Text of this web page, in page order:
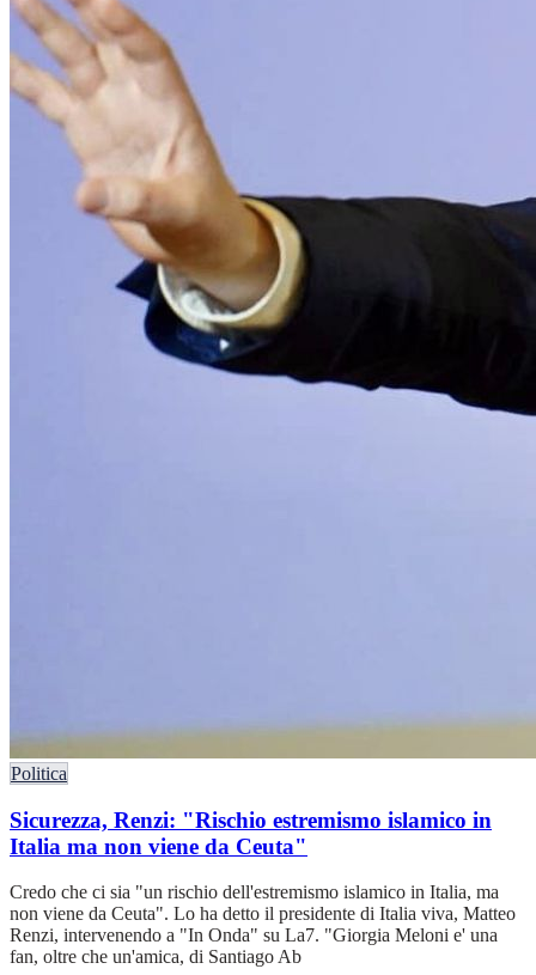
Politica
Sicurezza, Renzi: "Rischio estremismo islamico in
Italia ma non viene da Ceuta"
Credo che ci sia "un rischio dell'estremismo islamico in Italia, ma
non viene da Ceuta". Lo ha detto il presidente di Italia viva, Matteo
Renzi, intervenendo a "In Onda" su La7. "Giorgia Meloni e' una
fan, oltre che un'amica, di Santiago Ab